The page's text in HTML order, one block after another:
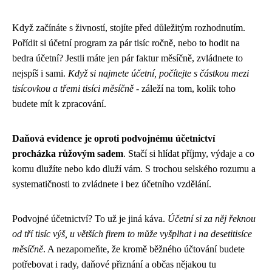
Když začínáte s živností, stojíte před důležitým rozhodnutím.
Pořídit si účetní program za pár tisíc ročně, nebo to hodit na
bedra účetní? Jestli máte jen pár faktur měsíčně, zvládnete to
nejspíš i sami. Když si najmete účetní, počítejte s částkou mezi
tisícovkou a třemi tisíci měsíčně - záleží na tom, kolik toho
budete mít k zpracování.
Daňová evidence je oproti podvojnému účetnictví
procházka růžovým sadem. Stačí si hlídat příjmy, výdaje a co
komu dlužíte nebo kdo dluží vám. S trochou selského rozumu a
systematičnosti to zvládnete i bez účetního vzdělání.
Podvojné účetnictví? To už je jiná káva. Účetní si za něj řeknou
od tří tisíc výš, u větších firem to může vyšplhat i na desetitisíce
měsíčně. A nezapomeňte, že kromě běžného účtování budete
potřebovat i rady, daňové přiznání a občas nějakou tu